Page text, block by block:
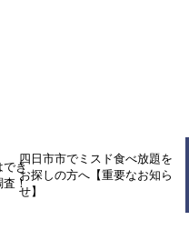
でき
査！
四日市市でミスド食べ放題を
お探しの方へ【重要なお知ら
せ】